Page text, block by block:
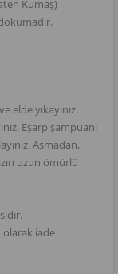
Kumaş)
elde yıkayınız.
Eşarp şampuanı
Asmadan,
uzun ömürlü
olarak iade